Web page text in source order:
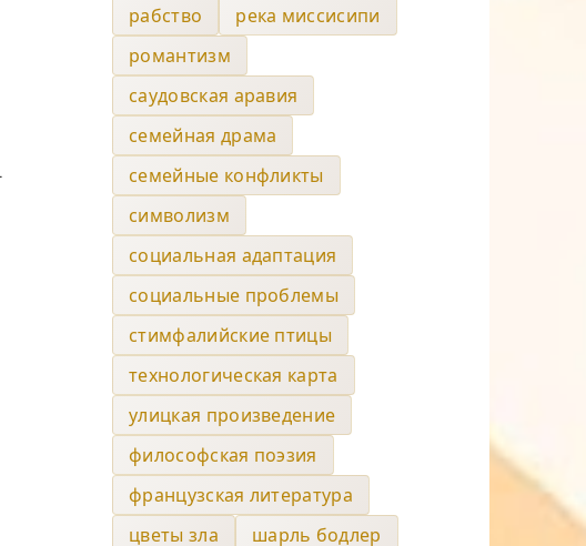
рабство
река миссисипи
романтизм
саудовская аравия
семейная драма
семейные конфликты
символизм
социальная адаптация
социальные проблемы
стимфалийские птицы
технологическая карта
улицкая произведение
философская поэзия
французская литература
цветы зла
шарль бодлер